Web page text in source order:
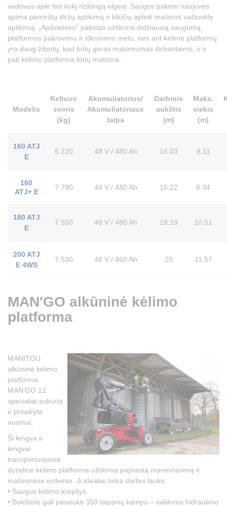
vadovus apie bet kokį rizikingą elgesį. Saugos paketo naujovės
apima pamirštų diržų aptikimą ir kliūčių aplink mašinos važiuoklę
aptikimą. „Apšvietimo“ paketas užtikrina didžiausią saugumą
platformos pakrovimo ir iškrovimo metu, nes ant kėlimo platformų
yra daug žibintų, kad būtų geras matomumas dirbantiems, o ir
pati kėlimo platforma būtų matoma.
Modelis
Keltuvo
svoris
(kg)
Akumuliatorius/
Akumuliatoriaus
talpa
Darbinis
aukštis
(m)
Maks.
siekis
(m)
160 ATJ
E
6 220 48 V / 480 Ah 16.03 8.11
160
ATJ+ E
7 790 48 V / 480 Ah 16.22 8.34
180 ATJ
E
7 550 48 V / 480 Ah 18.19 10.51
200 ATJ
E 4WS
7 530 48 V / 460 Ah 20 11.57
MAN'GO alkūninė kėlimo
platforma
MANITOU
alkūninė kėlimo
platforma
MAN'GO 12
specialiai sukurta
ir pritaikyta
nuomai.
Ši lengva ir
lengvai
transportuojama
dyzelinė kėlimo platforma užtikrina paprastą manevravimą ir
mažesnėse erdvėse. Ji idealiai tinka darbui lauke:
• Saugus kėlimo krepšys.
• Bokštelis gali pasisukti 350 laipsnių kampu – valdoma hidraulinio